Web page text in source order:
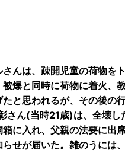
んは、疎開児童の荷物を
爆と同時に荷物に着火、
と思われるが、その後の
さん(当時21歳)は、全壊し
に入れ、父親の法要に出
せが届いた。雑のうには